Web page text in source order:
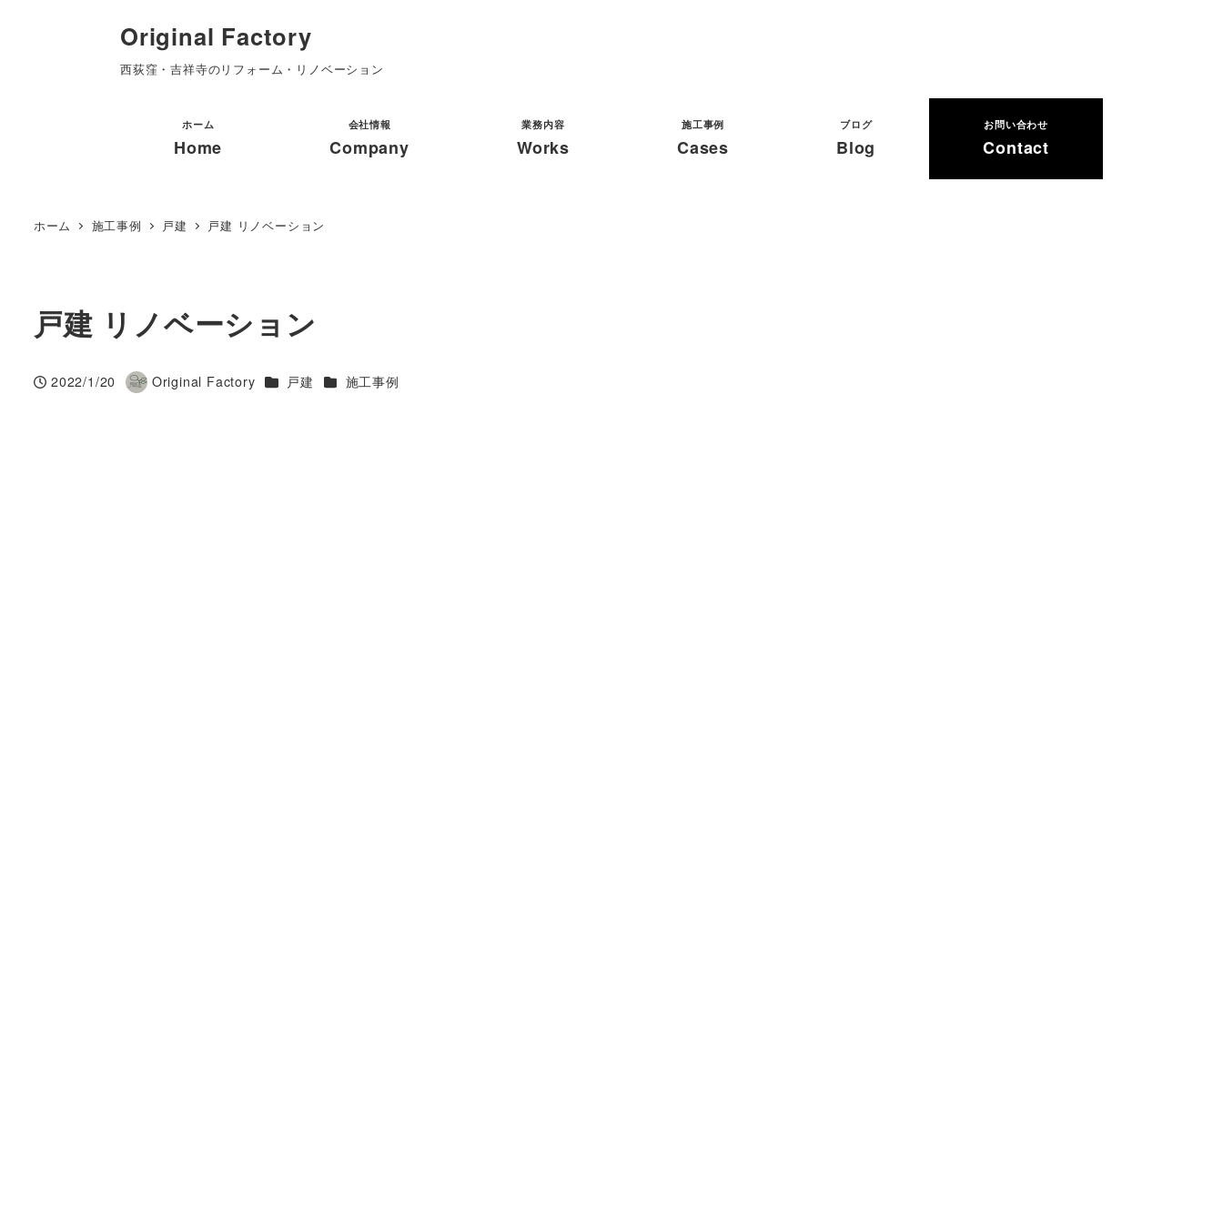
Original Factory
西荻窪・吉祥寺のリフォーム・リノベーション
ホーム
Home
会社情報
Company
業務内容
Works
施工事例
Cases
ブログ
Blog
お問い合わせ
Contact
ホーム 施工事例 戸建 戸建 リノベーション
戸建 リノベーション
投稿日
2022/1/20
著
Original Factory カテゴリー
戸建 カテゴリー
施工事例